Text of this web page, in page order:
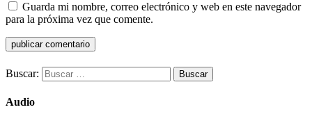
Guarda mi nombre, correo electrónico y web en este navegador
para la próxima vez que comente.
Buscar:
Audio